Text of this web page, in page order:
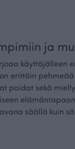
ja
käyttäjälleen
erittäin
paidat sekä
säällä kuin